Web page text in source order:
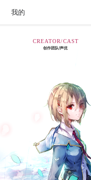
我的
CREATOR/CAST
创作团队/声优